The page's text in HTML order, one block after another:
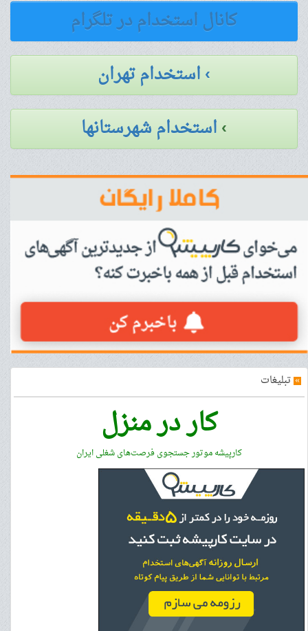
کانال استخدام در تلگرام
› استخدام تهران
›استخدام شهرستانها
» تبلیغات
کار در منزل
کارپیشه موتور جستجوی فرصت‌های شغلی ایران